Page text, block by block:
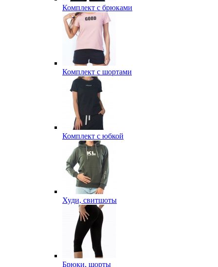
Комплект с брюками
Комплект с шортами
Комплект с юбкой
Худи, свитшоты
Брюки, шорты